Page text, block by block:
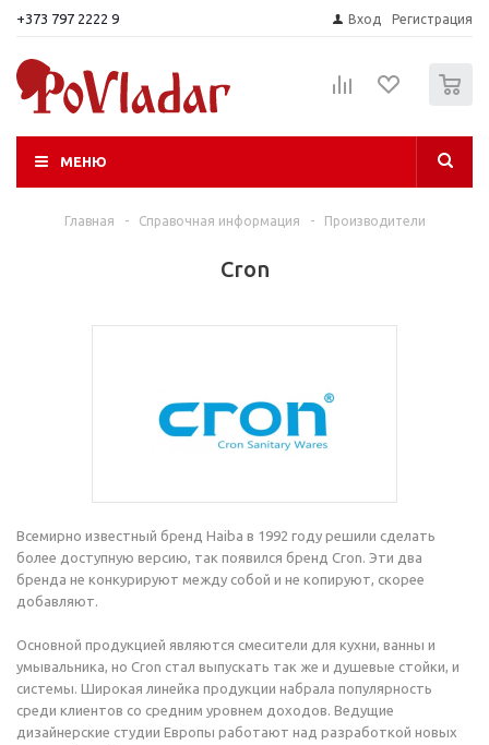
+373 797 2222 9 Вход Регистрация
МЕНЮ
Главная - Справочная информация - Производители
Cron
Всемирно известный бренд Haiba в 1992 году решили сделать
более доступную версию, так появился бренд Cron. Эти два
бренда не конкурируют между собой и не копируют, скорее
добавляют.
Основной продукцией являются смесители для кухни, ванны и
умывальника, но Cron стал выпускать так же и душевые стойки, и
системы. Широкая линейка продукции набрала популярность
среди клиентов со средним уровнем доходов. Ведущие
дизайнерские студии Европы работают над разработкой новых